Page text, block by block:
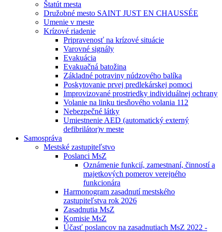
Štatút mesta
Družobné mesto SAINT JUST EN CHAUSSÉE
Umenie v meste
Krízové riadenie
Pripravenosť na krízové situácie
Varovné signály
Evakuácia
Evakuačná batožina
Základné potraviny núdzového balíka
Poskytovanie prvej predlekárskej pomoci
Improvizované prostriedky individuálnej ochrany
Volanie na linku tiesňového volania 112
Nebezpečné látky
Umiestnenie AED (automatický externý
defibrilátor)v meste
Samospráva
Mestské zastupiteľstvo
Poslanci MsZ
Oznámenie funkcií, zamestnaní, činností a
majetkových pomerov verejného
funkcionára
Harmonogram zasadnutí mestského
zastupiteľstva rok 2026
Zasadnutia MsZ
Komisie MsZ
Účasť poslancov na zasadnutiach MsZ 2022 -